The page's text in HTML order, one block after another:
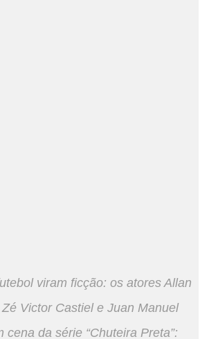
viram ficção: os atores Allan
Victor Castiel e Juan Manuel
cena da série “Chuteira Preta”: